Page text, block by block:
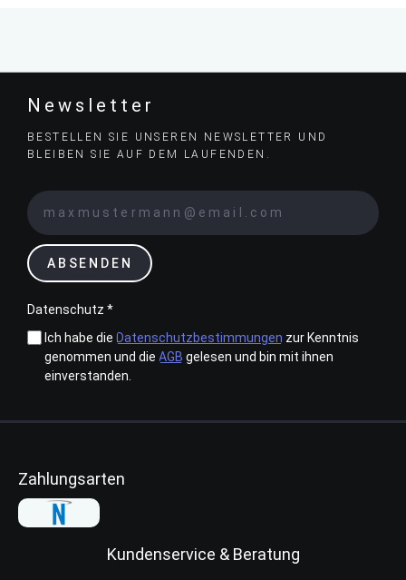
Newsletter
BESTELLEN SIE UNSEREN NEWSLETTER UND
BLEIBEN SIE AUF DEM LAUFENDEN.
ABSENDEN
Datenschutz *
Ich habe die Datenschutzbestimmungen zur Kenntnis
genommen und die AGB gelesen und bin mit ihnen
einverstanden.
Zahlungsarten
Kundenservice & Beratung